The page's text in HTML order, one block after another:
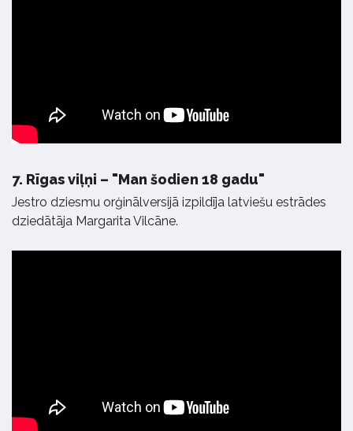
7. Rīgas viļņi – "Man šodien 18 gadu"
Jestro dziesmu orģinālversijā izpildīja latviešu estrādes
dziedātāja Margarita Vilcāne.